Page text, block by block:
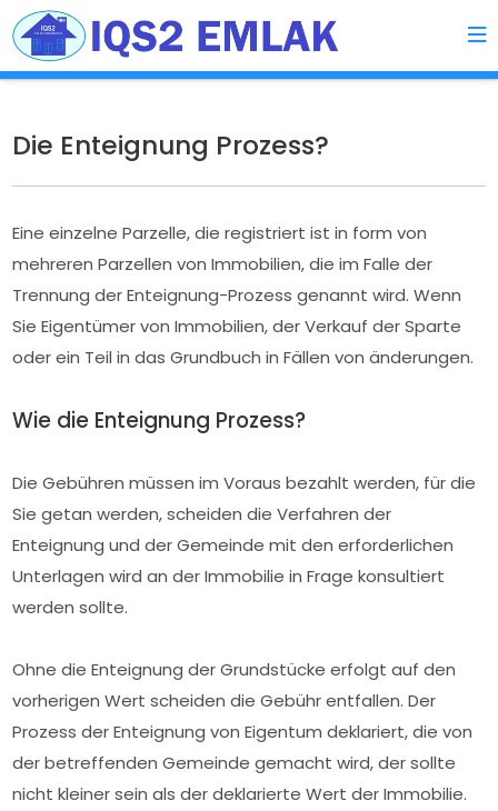
Die Enteignung Prozess?
Eine einzelne Parzelle, die registriert ist in form von
mehreren Parzellen von Immobilien, die im Falle der
Trennung der Enteignung-Prozess genannt wird. Wenn
Sie Eigentümer von Immobilien, der Verkauf der Sparte
oder ein Teil in das Grundbuch in Fällen von änderungen.
Wie die Enteignung Prozess?
Die Gebühren müssen im Voraus bezahlt werden, für die
Sie getan werden, scheiden die Verfahren der
Enteignung und der Gemeinde mit den erforderlichen
Unterlagen wird an der Immobilie in Frage konsultiert
werden sollte.
Ohne die Enteignung der Grundstücke erfolgt auf den
vorherigen Wert scheiden die Gebühr entfallen. Der
Prozess der Enteignung von Eigentum deklariert, die von
der betreffenden Gemeinde gemacht wird, der sollte
nicht kleiner sein als der deklarierte Wert der Immobilie.